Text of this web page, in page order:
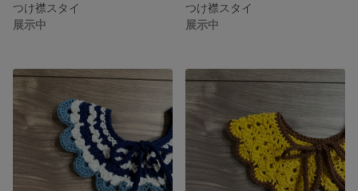
つけ襟スタイ
展示中
つけ襟スタイ
展示中